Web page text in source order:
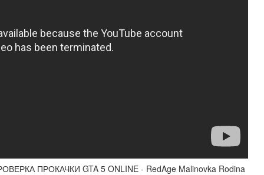
ПРОКАЧКИ GTA 5 ONLINE - RedAge Malinovka Rodina